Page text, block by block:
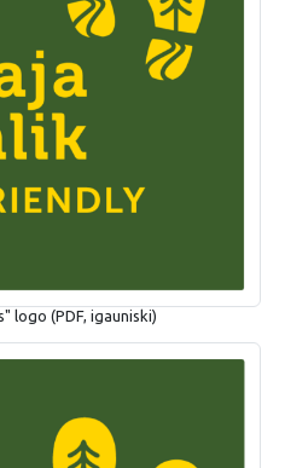
logo (PDF, igauniski)